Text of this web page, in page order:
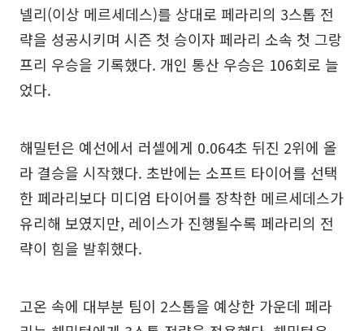
넬리(이상 메르세데스)를 상대로 페라리의 3스톱 전
략을 성공시키며 시즌 첫 승이자 페라리 소속 첫 그랑
프리 우승을 기록했다. 개인 통산 우승은 106회로 늘
었다.
해밀턴은 예선에서 러셀에게 0.064초 뒤진 2위에 올
라 결승을 시작했다. 초반에는 소프트 타이어를 선택
한 페라리보다 미디엄 타이어를 장착한 메르세데스가
유리해 보였지만, 레이스가 진행될수록 페라리의 전
략이 힘을 발휘했다.
고온 속에 대부분 팀이 2스톱을 예상한 가운데 페라